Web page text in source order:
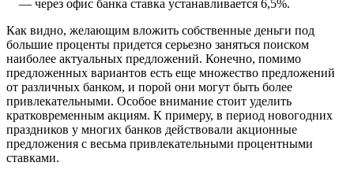
— через офис банка ставка устанавливается 6,5%.
Как видно, желающим вложить собственные деньги под
большие проценты придется серьезно заняться поиском
наиболее актуальных предложений. Конечно, помимо
предложенных вариантов есть еще множество предложений
от различных банком, и порой они могут быть более
привлекательными. Особое внимание стоит уделить
кратковременным акциям. К примеру, в период новогодних
праздников у многих банков действовали акционные
предложения с весьма привлекательными процентными
ставками.